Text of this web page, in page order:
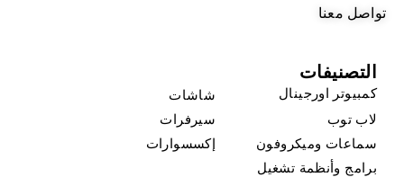
تواصل معنا
التصنيفات
كمبيوتر اورجينال
شاشات
لاب توب
سيرفرات
سماعات وميكروفون
إكسسوارات
برامج وأنظمة تشغيل